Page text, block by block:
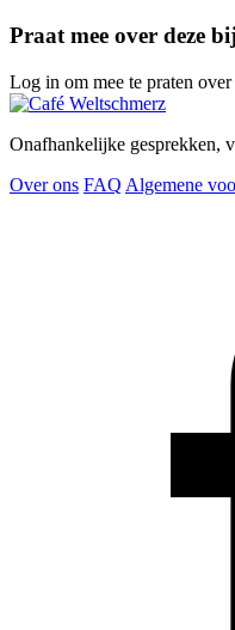
Praat mee over deze
Log in om mee te praten
Onafhankelijke gesprekken,
Over ons FAQ Algemene